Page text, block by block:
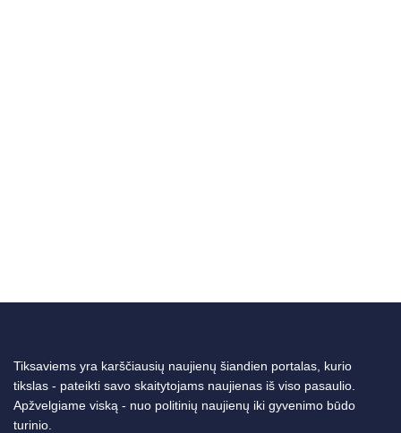
Tiksaviems yra karščiausių naujienų šiandien portalas, kurio
tikslas - pateikti savo skaitytojams naujienas iš viso pasaulio.
Apžvelgiame viską - nuo politinių naujienų iki gyvenimo būdo
turinio.